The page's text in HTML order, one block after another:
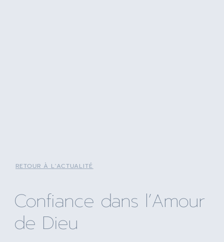
RETOUR À L'ACTUALITÉ
Confiance dans l’Amour
de Dieu